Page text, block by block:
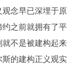
念早已深埋于原
之前就拥有了平
不是被建构起来
的建构正义观实